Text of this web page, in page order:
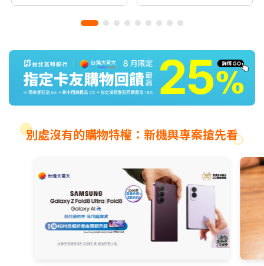
別處沒有的購物特權：新機與專案搶先看